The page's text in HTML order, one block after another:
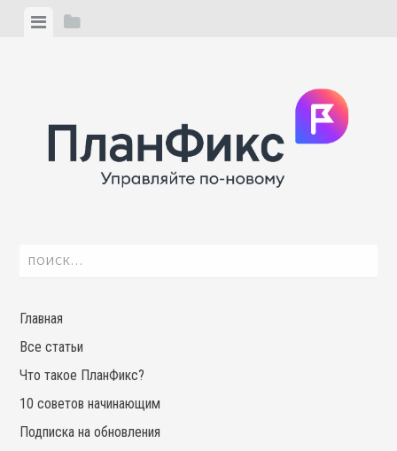
ViewView
Найти:
Главная
Все статьи
Что такое ПланФикс?
10 советов начинающим
Подписка на обновления